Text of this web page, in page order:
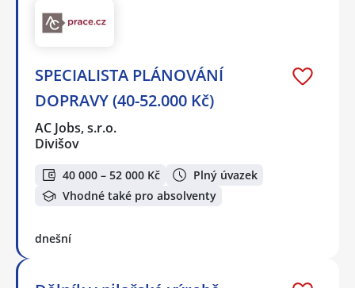
SPECIALISTA PLÁNOVÁNÍ
DOPRAVY (40-52.000 Kč)
AC Jobs, s.r.o.
Divišov
40 000 – 52 000 Kč
Plný úvazek
Vhodné také pro absolventy
dnešní